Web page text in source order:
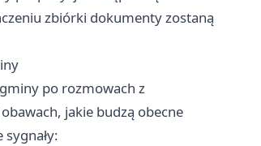
zbiórki dokumenty zostaną
po rozmowach z
jakie budzą obecne